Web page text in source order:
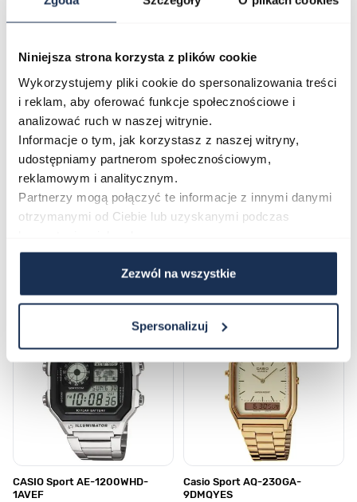
Niniejsza strona korzysta z plików cookie
Wykorzystujemy pliki cookie do spersonalizowania treści
i reklam, aby oferować funkcje społecznościowe i
analizować ruch w naszej witrynie.
Informacje o tym, jak korzystasz z naszej witryny,
udostępniamy partnerom społecznościowym,
reklamowym i analitycznym.
Partnerzy mogą połączyć te informacje z innymi danymi
otrzymanymi od Ciebie lub uzyskanymi podczas
Zezwól na wszystkie
Spersonalizuj
Opinie
Zapytaj o produkt
Płatność i dostawa
Najczęściej kupowane
Poruszanie się po elementach karuzeli jest możliwe za pomocą
Naciśnij, aby pominąć karuzelę
Naciśnij, aby przejść do nawigacji karuzeli
CASIO Sport AE-1200WHD-
1AVEF
Casio Sport AQ-230GA-
9DMQYES